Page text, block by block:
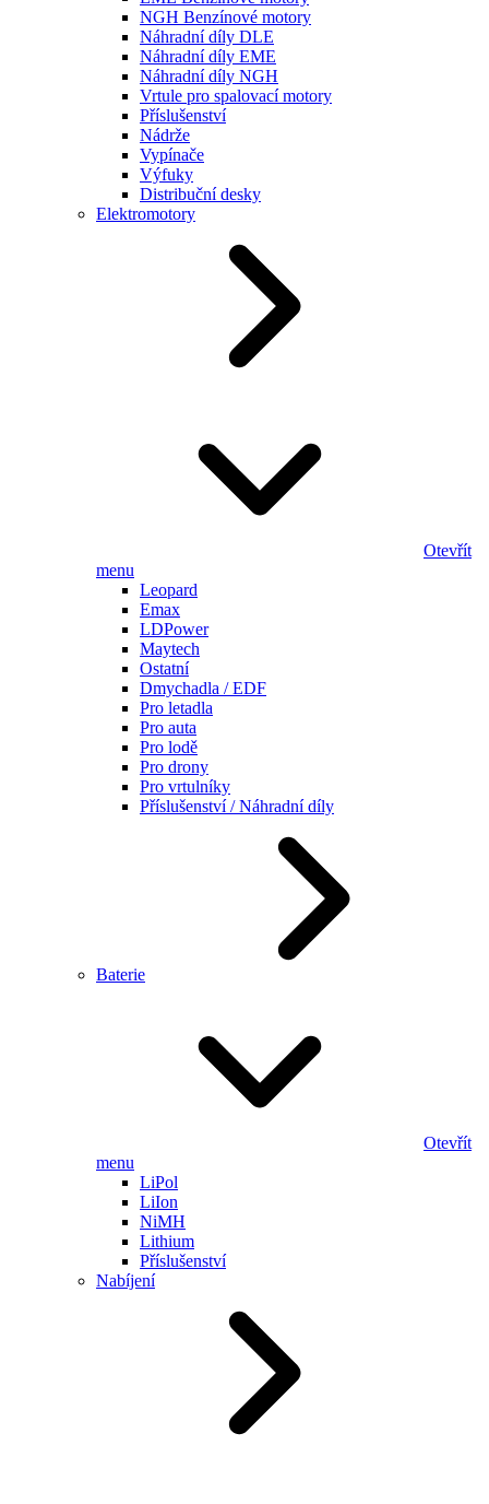
NGH Benzínové motory
Náhradní díly DLE
Náhradní díly EME
Náhradní díly NGH
Vrtule pro spalovací motory
Příslušenství
Nádrže
Vypínače
Výfuky
Distribuční desky
Elektromotory
Otevřít
menu
Leopard
Emax
LDPower
Maytech
Ostatní
Dmychadla / EDF
Pro letadla
Pro auta
Pro lodě
Pro drony
Pro vrtulníky
Příslušenství / Náhradní díly
Baterie
Otevřít
menu
LiPol
LiIon
NiMH
Lithium
Příslušenství
Nabíjení